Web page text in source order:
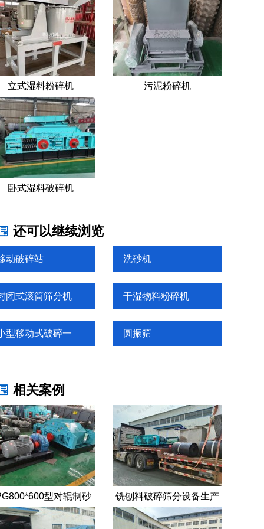
立式湿料粉碎机 污泥粉碎机
卧式湿料破碎机
还可以继续浏览
动破碎站 洗砂机
闭式滚筒筛分机 干湿物料粉碎机
型移动式破碎一 圆振筛
相关案例
型对辊制砂
机发往重庆
铣刨料破碎筛分设备生产
线一套发往浙江绍兴